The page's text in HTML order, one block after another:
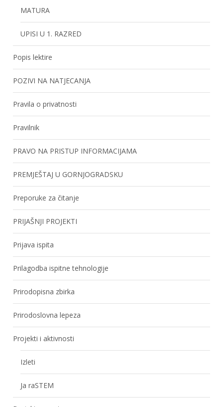
MATURA
UPISI U 1. RAZRED
Popis lektire
POZIVI NA NATJECANJA
Pravila o privatnosti
Pravilnik
PRAVO NA PRISTUP INFORMACIJAMA
PREMJEŠTAJ U GORNJOGRADSKU
Preporuke za čitanje
PRIJAŠNJI PROJEKTI
Prijava ispita
Prilagodba ispitne tehnologije
Prirodopisna zbirka
Prirodoslovna lepeza
Projekti i aktivnosti
Izleti
Ja raSTEM